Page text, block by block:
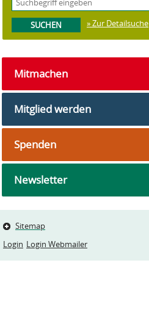
» Zur Detailsuche
Mitmachen
Mitglied werden
Spenden
Newsletter
Sitemap
Login Login Webmailer